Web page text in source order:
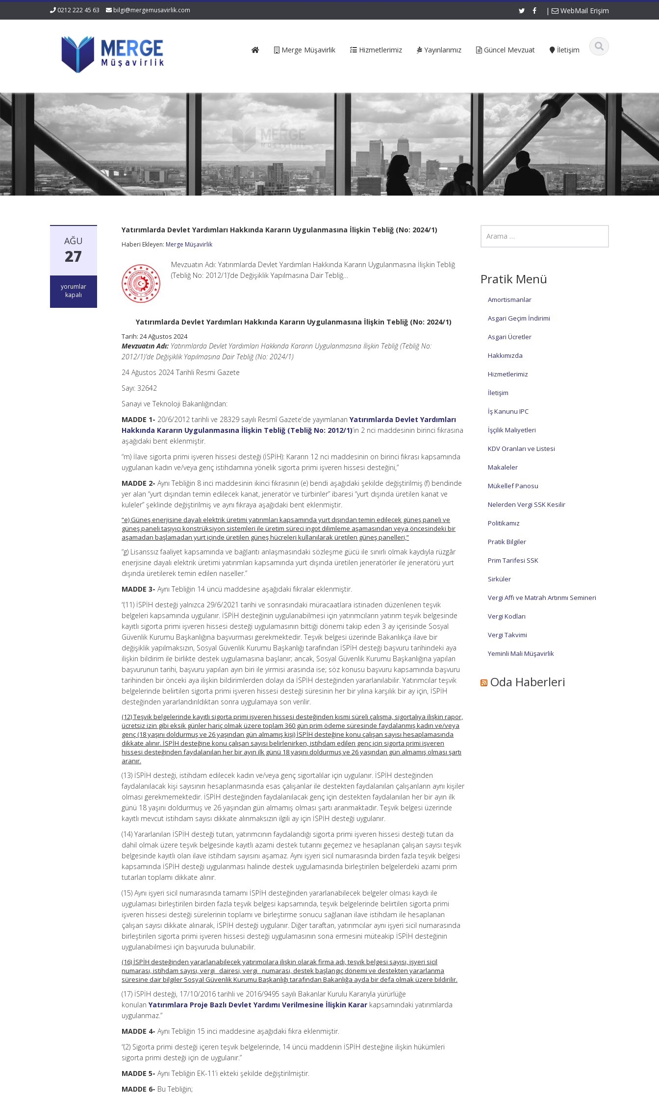
0212 222 45 63 bilgi@mergemusavirlik.com | WebMail Erişim
Merge Müşavirlik Hizmetlerimiz Yayınlarımız Güncel Mevzuat İletişim
AĞU
27
Yatırımlarda
Devlet
yorumlar
kapalı
Yatırımlarda Devlet Yardımları Hakkında Kararın Uygulanmasına İlişkin Tebliğ (No: 2024/1)
Haberi Ekleyen: Merge Müşavirlik
Mevzuatın Adı: Yatırımlarda Devlet Yardımları Hakkında Kararın Uygulanmasına İlişkin Tebliğ
(Tebliğ No: 2012/1)’de Değişiklik Yapılmasına Dair Tebliğ…
Yatırımlarda Devlet Yardımları Hakkında Kararın Uygulanmasına İlişkin Tebliğ (No: 2024/1)
Tarih: 24 Ağustos 2024
Mevzuatın Adı: Yatırımlarda Devlet Yardımları Hakkında Kararın Uygulanmasına İlişkin Tebliğ (Tebliğ No:
2012/1)’de Değişiklik Yapılmasına Dair Tebliğ (No: 2024/1)
24 Ağustos 2024 Tarihli Resmi Gazete
Sayı: 32642
Sanayi ve Teknoloji Bakanlığından:
MADDE 1- 20/6/2012 tarihli ve 28329 sayılı Resmî Gazete’de yayımlananYatırımlarda Devlet Yardımları
Hakkında Kararın Uygulanmasına İlişkin Tebliğ (Tebliğ No: 2012/1)’in 2 nci maddesinin birinci fıkrasına
aşağıdaki bent eklenmiştir.
“m) İlave sigorta primi işveren hissesi desteği (İSPİH): Kararın 12 nci maddesinin on birinci fıkrası kapsamında
uygulanan kadın ve/veya genç istihdamına yönelik sigorta primi işveren hissesi desteğini,”
MADDE 2-Aynı Tebliğin 8 inci maddesinin ikinci fıkrasının (e) bendi aşağıdaki şekilde değiştirilmiş (f) bendinde
yer alan “yurt dışından temin edilecek kanat, jeneratör ve türbinler” ibaresi “yurt dışında üretilen kanat ve
kuleler” şeklinde değiştirilmiş ve aynı fıkraya aşağıdaki bent eklenmiştir.
“e) Güneş enerjisine dayalı elektrik üretimi yatırımları kapsamında yurt dışından temin edilecek güneş paneli ve
güneş paneli taşıyıcı konstrüksiyon sistemleri ile üretim süreci ingot dilimleme aşamasından veya öncesindeki bir
aşamadan başlamadan yurt içinde üretilen güneş hücreleri kullanılarak üretilen güneş panelleri,”
“g) Lisanssız faaliyet kapsamında ve bağlantı anlaşmasındaki sözleşme gücü ile sınırlı olmak kaydıyla rüzgâr
enerjisine dayalı elektrik üretimi yatırımları kapsamında yurt dışında üretilen jeneratörler ile jeneratörü yurt
dışında üretilerek temin edilen naseller.”
MADDE 3-Aynı Tebliğin 14 üncü maddesine aşağıdaki fıkralar eklenmiştir.
“(11) İSPİH desteği yalnızca 29/6/2021 tarihi ve sonrasındaki müracaatlara istinaden düzenlenen teşvik
belgeleri kapsamında uygulanır. İSPİH desteğinin uygulanabilmesi için yatırımcıların yatırım teşvik belgesinde
kayıtlı sigorta primi işveren hissesi desteği uygulamasının bittiği dönemi takip eden 3 ay içerisinde Sosyal
Güvenlik Kurumu Başkanlığına başvurması gerekmektedir. Teşvik belgesi üzerinde Bakanlıkça ilave bir
değişiklik yapılmaksızın, Sosyal Güvenlik Kurumu Başkanlığı tarafından İSPİH desteği başvuru tarihindeki aya
ilişkin bildirim ile birlikte destek uygulamasına başlanır; ancak, Sosyal Güvenlik Kurumu Başkanlığına yapılan
başvurunun tarihi, başvuru yapılan ayın biri ile yirmisi arasında ise; söz konusu başvuru kapsamında başvuru
tarihinden bir önceki aya ilişkin bildirimlerden dolayı da İSPİH desteğinden yararlanılabilir. Yatırımcılar teşvik
belgelerinde belirtilen sigorta primi işveren hissesi desteği süresinin her bir yılına karşılık bir ay için, İSPİH
desteğinden yararlandırıldıktan sonra uygulamaya son verilir.
(12) Teşvik belgelerinde kayıtlı sigorta primi işveren hissesi desteğinden kısmi süreli çalışma, sigortalıya ilişkin rapor,
ücretsiz izin gibi eksik günler hariç olmak üzere toplam 360 gün prim ödeme süresinde faydalanmış kadın ve/veya
genç (18 yaşını doldurmuş ve 26 yaşından gün almamış kişi) İSPİH desteğine konu çalışan sayısı hesaplamasında
dikkate alınır. İSPİH desteğine konu çalışan sayısı belirlenirken, istihdam edilen genç için sigorta primi işveren
hissesi desteğinden faydalanılan her bir ayın ilk günü 18 yaşını doldurmuş ve 26 yaşından gün almamış olması şartı
aranır.
(13) İSPİH desteği, istihdam edilecek kadın ve/veya genç sigortalılar için uygulanır. İSPİH desteğinden
faydalanılacak kişi sayısının hesaplanmasında esas çalışanlar ile destekten faydalanılan çalışanların aynı kişiler
olması gerekmemektedir. İSPİH desteğinden faydalanılacak genç için destekten faydalanılan her bir ayın ilk
günü 18 yaşını doldurmuş ve 26 yaşından gün almamış olması şartı aranmaktadır. Teşvik belgesi üzerinde
kayıtlı mevcut istihdam sayısı dikkate alınmaksızın ilgili ay için İSPİH desteği uygulanır.
(14) Yararlanılan İSPİH desteği tutarı, yatırımcının faydalandığı sigorta primi işveren hissesi desteği tutarı da
dahil olmak üzere teşvik belgesinde kayıtlı azami destek tutarını geçemez ve hesaplanan çalışan sayısı teşvik
belgesinde kayıtlı olan ilave istihdam sayısını aşamaz. Aynı işyeri sicil numarasında birden fazla teşvik belgesi
kapsamında İSPİH desteği uygulanması halinde destek uygulamasında birleştirilen belgelerdeki azami prim
tutarları toplamı dikkate alınır.
(15) Aynı işyeri sicil numarasında tamamı İSPİH desteğinden yararlanabilecek belgeler olması kaydı ile
uygulaması birleştirilen birden fazla teşvik belgesi kapsamında, teşvik belgelerinde belirtilen sigorta primi
işveren hissesi desteği sürelerinin toplamı ve birleştirme sonucu sağlanan ilave istihdam ile hesaplanan
çalışan sayısı dikkate alınarak, İSPİH desteği uygulanır. Diğer taraftan, yatırımcılar aynı işyeri sicil numarasında
birleştirilen sigorta primi işveren hissesi desteği uygulamasının sona ermesini müteakip İSPİH desteğinin
uygulanabilmesi için başvuruda bulunabilir.
(16) İSPİH desteğinden yararlanabilecek yatırımcılara ilişkin olarak firma adı, teşvik belgesi sayısı, işyeri sicil
numarası, istihdam sayısı, vergi dairesi, vergi numarası, destek başlangıç dönemi ve destekten yararlanma
süresine dair bilgiler Sosyal Güvenlik Kurumu Başkanlığı tarafından Bakanlığa ayda bir defa olmak üzere bildirilir.
(17) İSPİH desteği, 17/10/2016 tarihli ve 2016/9495 sayılı Bakanlar Kurulu Kararıyla yürürlüğe
konulanYatırımlara Proje Bazlı Devlet Yardımı Verilmesine İlişkin Karar kapsamındaki yatırımlarda
uygulanmaz.”
MADDE 4-Aynı Tebliğin 15 inci maddesine aşağıdaki fıkra eklenmiştir.
“(2) Sigorta primi desteği içeren teşvik belgelerinde, 14 üncü maddenin İSPİH desteğine ilişkin hükümleri
sigorta primi desteği için de uygulanır.”
MADDE 5-Aynı Tebliğin EK-11’i ekteki şekilde değiştirilmiştir.
MADDE 6- Bu Tebliğin;
Pratik Menü
Amortismanlar
Asgari Geçim İndirimi
Asgari Ücretler
Hakkımızda
Hizmetlerimiz
İletişim
İş Kanunu IPC
İşçilik Maliyetleri
KDV Oranları ve Listesi
Makaleler
Mükellef Panosu
Nelerden Vergi SSK Kesilir
Politikamız
Pratik Bilgiler
Prim Tarifesi SSK
Sirküler
Vergi Affı ve Matrah Artırımı Semineri
Vergi Kodları
Vergi Takvimi
Yeminli Mali Müşavirlik
Oda Haberleri